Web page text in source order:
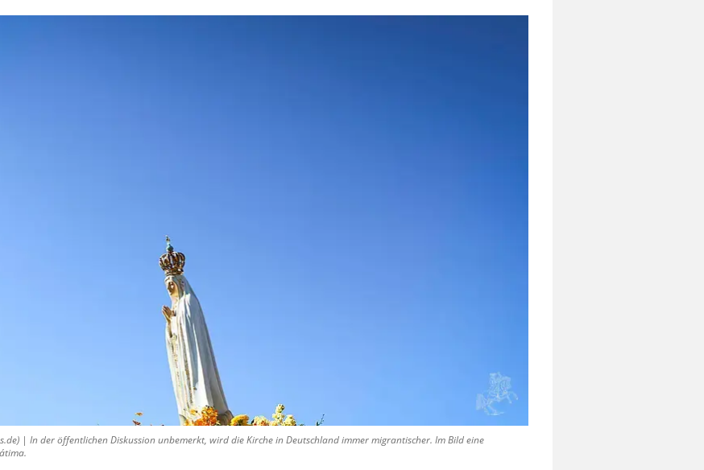
| In der öffentlichen Diskussion unbemerkt, wird die Kirche in Deutschland immer migrantischer. Im Bild eine